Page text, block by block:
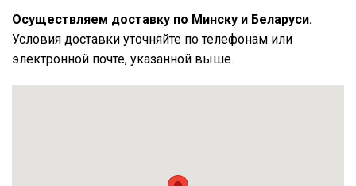
Осуществляем доставку по Минску и Беларуси.
Условия доставки уточняйте по телефонам или
электронной почте, указанной выше.